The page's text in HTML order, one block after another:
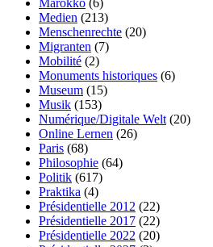
Marokko (6)
Medien (213)
Menschenrechte (20)
Migranten (7)
Mobilité (2)
Monuments historiques (6)
Museum (15)
Musik (153)
Numérique/Digitale Welt (20)
Online Lernen (26)
Paris (68)
Philosophie (64)
Politik (617)
Praktika (4)
Présidentielle 2012 (22)
Présidentielle 2017 (22)
Présidentielle 2022 (20)